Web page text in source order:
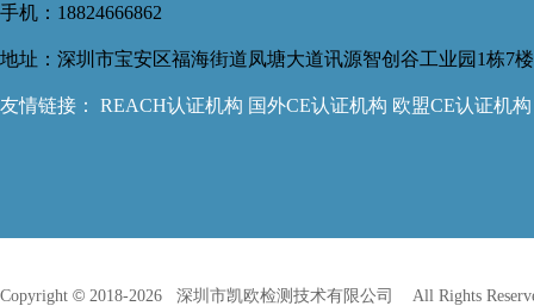
手机：18824666862
地址：深圳市宝安区福海街道凤塘大道讯源智创谷工业园1栋7
友情链接： REACH认证机构 国外CE认证机构 欧盟CE认证机构
Copyright © 2018-2026 深圳市凯欧检测技术有限公司 All Rights